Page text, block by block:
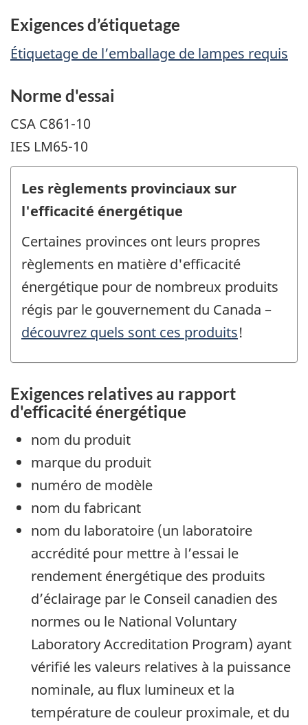
Exigences d’étiquetage
Étiquetage de l’emballage de lampes requis
Norme d'essai
CSA C861-10
IES LM65-10
Les règlements provinciaux sur
l'efficacité énergétique
Certaines provinces ont leurs propres
règlements en matière d'efficacité
énergétique pour de nombreux produits
régis par le gouvernement du Canada –
découvrez quels sont ces produits!
Exigences relatives au rapport
d'efficacité énergétique
nom du produit
marque du produit
numéro de modèle
nom du fabricant
nom du laboratoire (un laboratoire
accrédité pour mettre à l’essai le
rendement énergétique des produits
d’éclairage par le Conseil canadien des
normes ou le National Voluntary
Laboratory Accreditation Program) ayant
vérifié les valeurs relatives à la puissance
nominale, au flux lumineux et la
température de couleur proximale, et du